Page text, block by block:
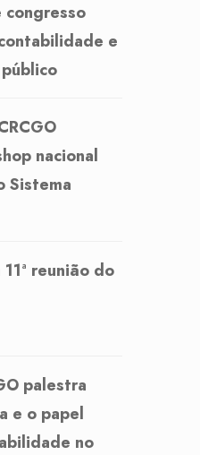
congresso
e
nacional
Sistema
reunião do
palestra
e o papel
no